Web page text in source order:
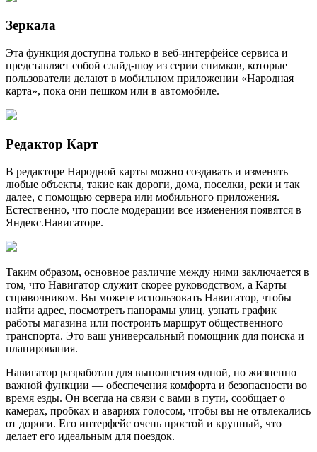
Зеркала
Эта функция доступна только в веб-интерфейсе сервиса и
представляет собой слайд-шоу из серии снимков, которые
пользователи делают в мобильном приложении «Народная
карта», пока они пешком или в автомобиле.
Редактор Карт
В редакторе Народной карты можно создавать и изменять
любые объекты, такие как дороги, дома, поселки, реки и так
далее, с помощью сервера или мобильного приложения.
Естественно, что после модерации все изменения появятся в
Яндекс.Навигаторе.
Таким образом, основное различие между ними заключается в
том, что Навигатор служит скорее руководством, а Карты —
справочником. Вы можете использовать Навигатор, чтобы
найти адрес, посмотреть панорамы улиц, узнать график
работы магазина или построить маршрут общественного
транспорта. Это ваш универсальный помощник для поиска и
планирования.
Навигатор разработан для выполнения одной, но жизненно
важной функции — обеспечения комфорта и безопасности во
время езды. Он всегда на связи с вами в пути, сообщает о
камерах, пробках и авариях голосом, чтобы вы не отвлекались
от дороги. Его интерфейс очень простой и крупный, что
делает его идеальным для поездок.